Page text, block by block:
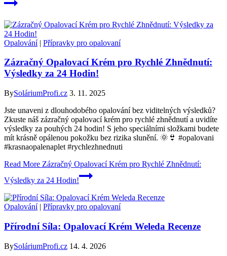
Opalování| Přípravky pro opalovaní
Zázračný Opalovací Krém pro Rychlé Zhnědnutí:
Výsledky za 24 Hodin!
BySoláriumProfi.cz 3. 11. 2025
Jste unaveni z dlouhodobého opalování bez viditelných výsledků?
Zkuste náš zázračný opalovací krém pro rychlé zhnědnutí a uvidíte
výsledky za pouhých 24 hodin! S jeho speciálními složkami budete
mít krásně opálenou pokožku bez rizika slunění. 🌞👙 #opalovani
#krasnaopalenaplet #rychlezhnednuti
Read More Zázračný Opalovací Krém pro Rychlé Zhnědnutí:
Výsledky za 24 Hodin!
Opalování| Přípravky pro opalovaní
Přírodní Síla: Opalovací Krém Weleda Recenze
BySoláriumProfi.cz 14. 4. 2026